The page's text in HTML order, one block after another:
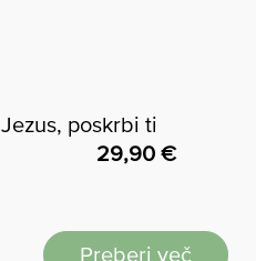
Jezus, poskrbi ti
29,90 €
Preberi več